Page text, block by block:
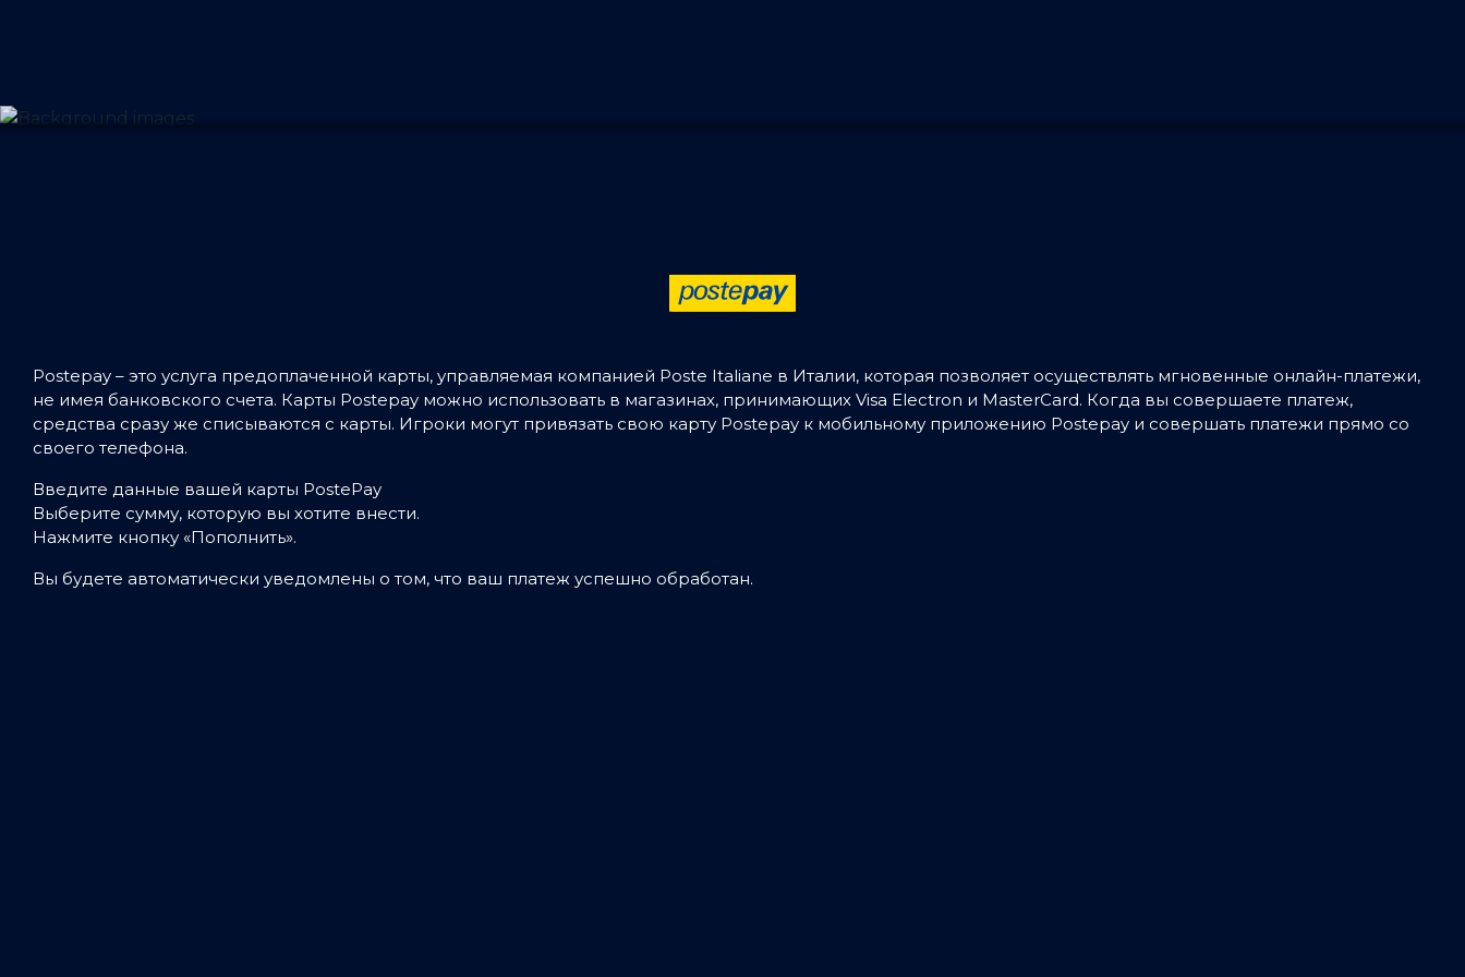
Postepay – это услуга предоплаченной карты, управляемая компанией Poste Italiane в Италии, которая позволяет осуществлять мгновенные онлайн-платежи,
не имея банковского счета. Карты Postepay можно использовать в магазинах, принимающих Visa Electron и MasterCard. Когда вы совершаете платеж,
средства сразу же списываются с карты. Игроки могут привязать свою карту Postepay к мобильному приложению Postepay и совершать платежи прямо со
своего телефона.
Введите данные вашей карты PostePay
Выберите сумму, которую вы хотите внести.
Нажмите кнопку «Пополнить».
Вы будете автоматически уведомлены о том, что ваш платеж успешно обработан.